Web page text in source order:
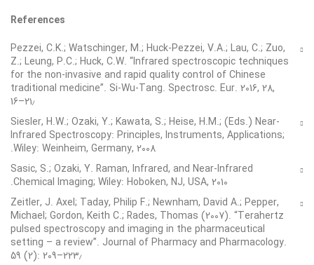
References
Pezzei, C.K.; Watschinger, M.; Huck-Pezzei, V.A.; Lau, C.; Zuo,
Z.; Leung, P.C.; Huck, C.W. “Infrared spectroscopic techniques
for the non-invasive and rapid quality control of Chinese
traditional medicine”. Si-Wu-Tang. Spectrosc. Eur. 2016, 28,
16–۲۱٫
Siesler, H.W.; Ozaki, Y.; Kawata, S.; Heise, H.M.; (Eds.) Near-
Infrared Spectroscopy: Principles, Instruments, Applications;
Wiley: Weinheim, Germany, 2008.
Sasic, S.; Ozaki, Y. Raman, Infrared, and Near-Infrared
Chemical Imaging; Wiley: Hoboken, NJ, USA, 2010.
Zeitler, J. Axel; Taday, Philip F.; Newnham, David A.; Pepper,
Michael; Gordon, Keith C.; Rades, Thomas (2007). “Terahertz
pulsed spectroscopy and imaging in the pharmaceutical
setting – a review”. Journal of Pharmacy and Pharmacology.
59 (2): 209–۲۲۳٫